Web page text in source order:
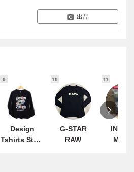
出品
9
Design
Tshirts Store
10
G-STAR
RAW
11